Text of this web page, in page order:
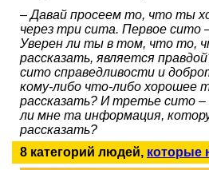
– Давай просеем то, что ты
через три сита. Первое сито
Уверен ли ты в том, что то,
рассказать, является
сито справедливости и
кому-либо что-либо хорошее
рассказать? И третье сито
ли мне та информация,
рассказать?
8 категорий людей, которые